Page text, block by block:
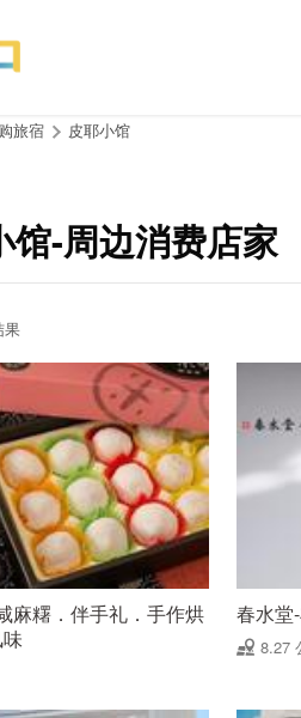
旅宿 皮耶小馆
馆-周边消费店家
果
麻糬．伴手礼．手作烘
春水堂
8.27